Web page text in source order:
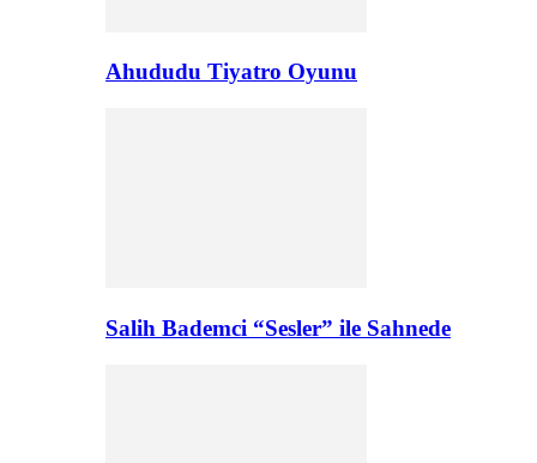
Ahududu Tiyatro Oyunu
Salih Bademci “Sesler” ile Sahnede